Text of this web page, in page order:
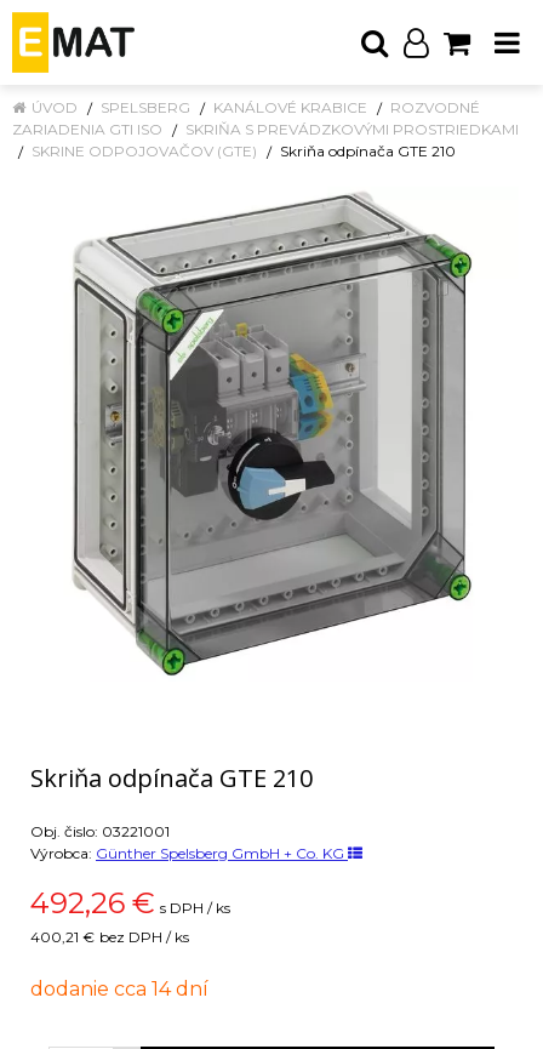
ÚVOD SPELSBERG KANÁLOVÉ KRABICE
ROZVODNÉ
ZARIADENIA GTI ISO
SKRIŇA S PREVÁDZKOVÝMI PROSTRIEDKAMI
SKRINE ODPOJOVAČOV (GTE)
Skriňa odpínača GTE 210
Skriňa odpínača GTE 210
Obj. čislo: 03221001
Výrobca: Günther Spelsberg GmbH + Co. KG
492,26 € s DPH / ks
400,21 € bez DPH / ks
dodanie cca 14 dní